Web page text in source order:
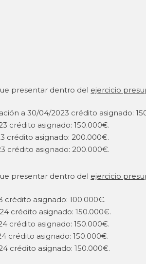
presentar dentro del ejercicio
a 30/04/2023 crédito asignado:
crédito asignado: 150.000€.
crédito asignado: 200.000€.
crédito asignado: 200.000€.
presentar dentro del ejercicio
crédito asignado: 100.000€.
crédito asignado: 150.000€.
crédito asignado: 150.000€.
crédito asignado: 150.000€.
crédito asignado: 150.000€.